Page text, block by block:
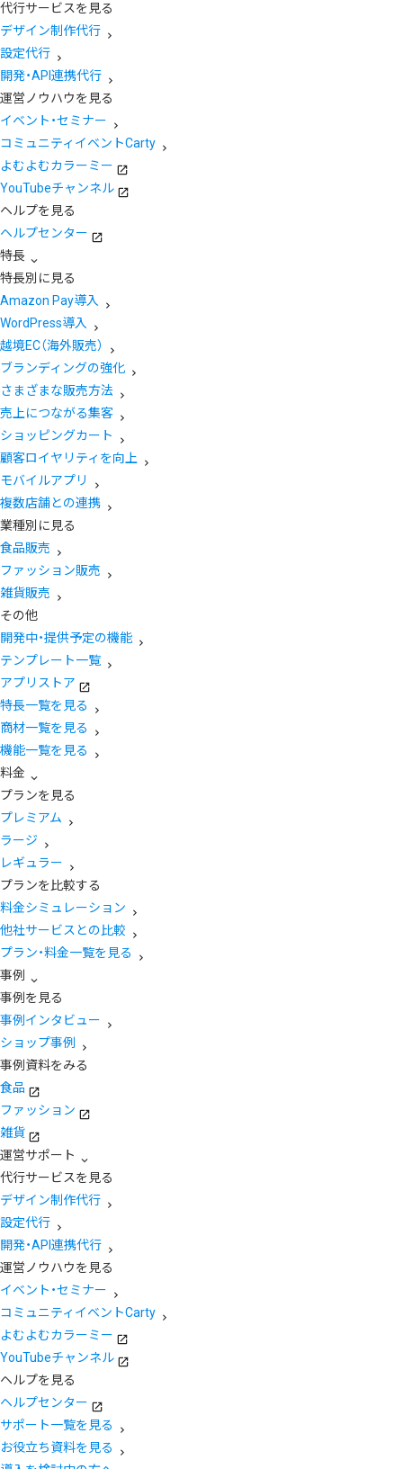
代行サービスを見る
デザイン制作代行
設定代行
開発・API連携代行
運営ノウハウを見る
イベント・セミナー
コミュニティイベントCarty
よむよむカラーミー
YouTubeチャンネル
ヘルプを見る
ヘルプセンター
特長
特長別に見る
Amazon Pay導入
WordPress導入
越境EC（海外販売）
ブランディングの強化
さまざまな販売方法
売上につながる集客
ショッピングカート
顧客ロイヤリティを向上
モバイルアプリ
複数店舗との連携
業種別に見る
食品販売
ファッション販売
雑貨販売
その他
開発中・提供予定の機能
テンプレート一覧
アプリストア
特長一覧を見る
商材一覧を見る
機能一覧を見る
料金
プランを見る
プレミアム
ラージ
レギュラー
プランを比較する
料金シミュレーション
他社サービスとの比較
プラン・料金一覧を見る
事例
事例を見る
事例インタビュー
ショップ事例
事例資料をみる
食品
ファッション
雑貨
運営サポート
代行サービスを見る
デザイン制作代行
設定代行
開発・API連携代行
運営ノウハウを見る
イベント・セミナー
コミュニティイベントCarty
よむよむカラーミー
YouTubeチャンネル
ヘルプを見る
ヘルプセンター
サポート一覧を見る
お役立ち資料を見る